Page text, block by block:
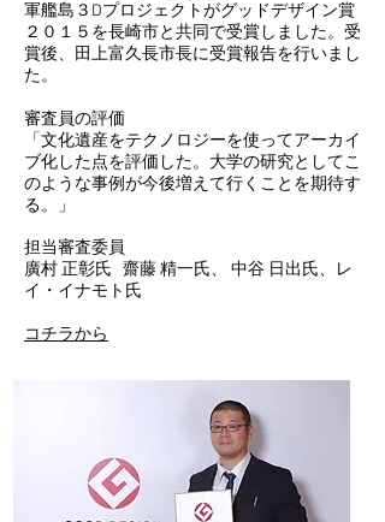
軍艦島３Dプロジェクトがグッドデザイン賞
２０１５を長崎市と共同で受賞しました。受
賞後、田上富久長市長に受賞報告を行いまし
た。
審査員の評価
「文化遺産をテクノロジーを使ってアーカイ
ブ化した点を評価した。大学の研究としてこ
のような事例が今後増えて行くことを期待す
る。」
担当審査委員
廣村 正彰氏 齋藤 精一氏、 中谷 日出氏、
レ
イ・イナモト氏
コチラから